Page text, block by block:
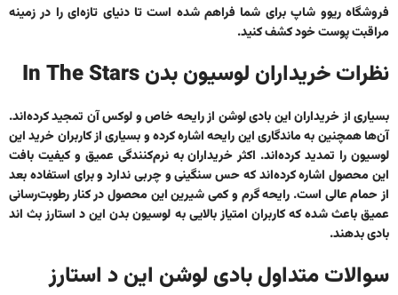
فروشگاه ریوو شاپ برای شما فراهم شده است تا دنیای تازه‌ای را در زمینه
مراقبت پوست خود کشف کنید.
نظرات خریداران لوسیون بدن In The Stars
بسیاری از خریداران این بادی لوشن از رایحه خاص و لوکس آن تمجید کرده‌اند.
آن‌ها همچنین به ماندگاری این رایحه اشاره کرده و بسیاری از کاربران خرید این
لوسیون را تمدید کرده‌اند. اکثر خریداران به نرم‌کنندگی عمیق و کیفیت بافت
این محصول اشاره کرده‌اند که حس سنگینی و چربی ندارد و برای استفاده بعد
از حمام عالی است. رایحه گرم و کمی شیرین این محصول در کنار رطوبت‌رسانی
عمیق باعث شده که کاربران امتیاز بالایی به لوسیون بدن این د استارز بث اند
بادیبدهند.
سوالات متداول بادی لوشن این د استارز